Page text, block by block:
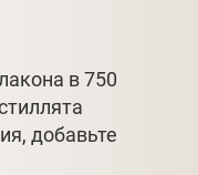
в 750
добавьте